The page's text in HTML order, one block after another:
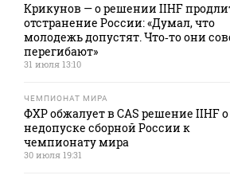
Крикунов — о решении IIHF
отстранение России: «Думал, что
молодежь допустят. Что‑то они
перегибают»
31 июля 13:10
ЧЕМПИОНАТ МИРА
ФХР обжалует в CAS решение IIHF о
недопуске сборной России к
чемпионату мира
30 июля 19:31